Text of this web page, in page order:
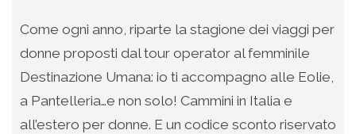
Come ogni anno, riparte la stagione dei viaggi per
donne proposti dal tour operator al femminile
Destinazione Umana: io ti accompagno alle Eolie,
a Pantelleria…e non solo! Cammini in Italia e
all’estero per donne. E un codice sconto riservato